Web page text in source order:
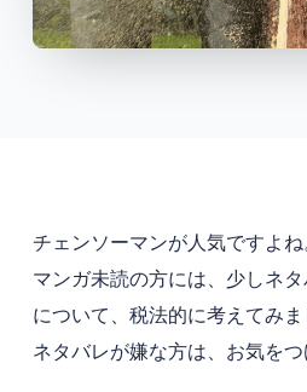
チェンソーマンが人気ですよね
マンガ未読の方には、少しネ
について、税法的に考えてみま
ネタバレが嫌な方は、お気を